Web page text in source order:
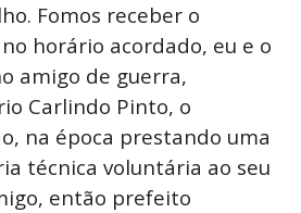
Fomos receber o
horário acordado, eu e o
amigo de guerra,
Carlindo Pinto, o
na época prestando uma
técnica voluntária ao seu
então prefeito